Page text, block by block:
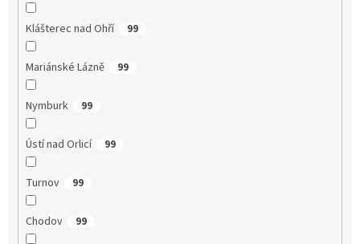
Klášterec nad Ohří 99
Mariánské Lázně 99
Nymburk 99
Ústí nad Orlicí 99
Turnov 99
Chodov 99